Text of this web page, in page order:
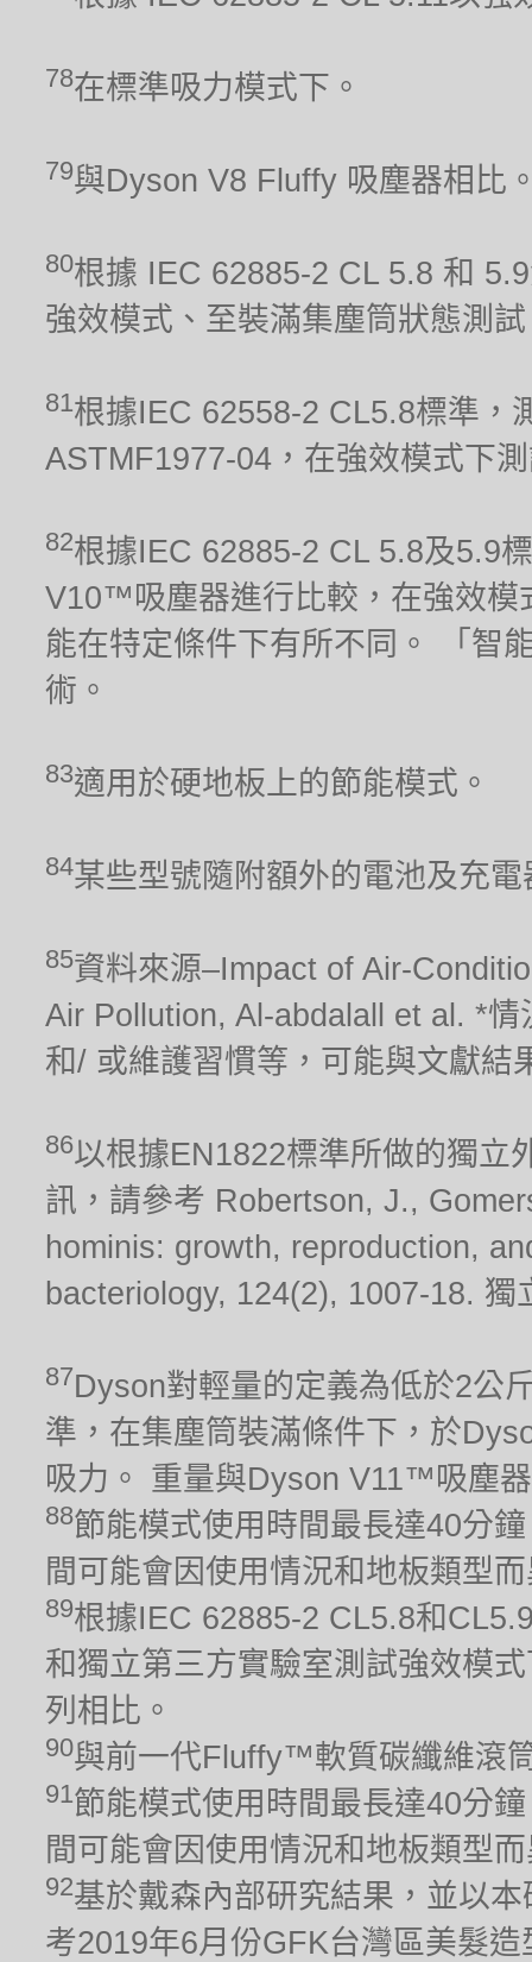
78在標準吸力模式下。
79與Dyson V8 Fluffy 吸塵器相比
80根據 IEC 62885-2 CL 5.8 和
強效模式、至裝滿集塵筒狀態測
81根據IEC 62558-2 CL5.8標準，
ASTMF1977-04，在強效模式下
82根據IEC 62885-2 CL 5.8及5.9
V10™吸塵器進行比較，在強效模
能在特定條件下有所不同。 「智
術。
83適用於硬地板上的節能模式。
84某些型號隨附額外的電池及充
85資料來源–Impact of Air-
Air Pollution, Al-abdalall et al. *
和/ 或維護習慣等，可能與文獻結
86以根據EN1822標準所做的獨立
訊，請參考 Robertson, J.,
hominis: growth, reproduction,
bacteriology, 124(2), 1007-18.
87Dyson對輕量的定義為低於2公
準，在集塵筒裝滿條件下，於
吸力。 重量與Dyson V11™吸塵
88節能模式使用時間最長達40分
間可能會因使用情況和地板類型
89根據IEC 62885-2 CL5.8和
和獨立第三方實驗室測試強效模
列相比。
90與前一代Fluffy™軟質碳纖維滾
91節能模式使用時間最長達40分
間可能會因使用情況和地板類型
92基於戴森內部研究結果，並以
考2019年6月份GFK台灣區美髮